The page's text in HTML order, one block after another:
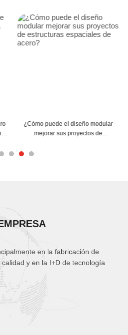
y Z
Consejos para la instalación de
correas de acero en forma de C
en la fabricación de
y en la I+D de tecnología